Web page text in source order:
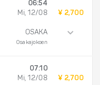
06:54
Mi, 12/08
OSAKA
Osakajokoen
¥ 2,700
07:10
Mi, 12/08
¥ 2,700